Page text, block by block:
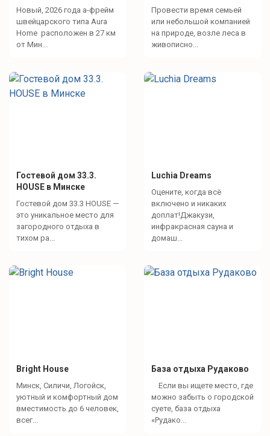
Новый, 2026 года а-фрейм
швейцарского типа Aura
Home расположен в 27 км
от Мин...
Провести время семьей
или небольшой компанией
на природе, возле леса в
живописно...
Гостевой дом 33.3.
HOUSE в Минске
Гостевой дом 33.3 HOUSE —
это уникальное место для
загородного отдыха в
тихом ра...
Luchia Dreams
Оцените, когда всё
включено и никаких
доплат!Джакузи,
инфракрасная сауна и
домаш...
Bright House
Минск, Силичи, Логойск,
уютный и комфортный дом
вместимость до 6 человек,
всег...
База отдыха Рудаково
Если вы ищете место, где
можно забыть о городской
суете, база отдыха
«Рудако...